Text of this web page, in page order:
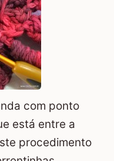
com ponto
está entre a
procedimento